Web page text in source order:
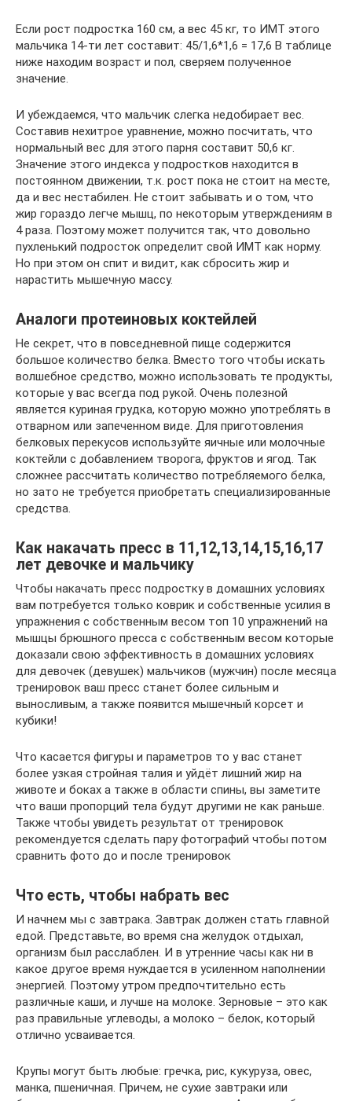
Если рост подростка 160 см, а вес 45 кг, то ИМТ этого
мальчика 14-ти лет составит: 45/1,6*1,6 = 17,6 В таблице
ниже находим возраст и пол, сверяем полученное
значение.
И убеждаемся, что мальчик слегка недобирает вес.
Составив нехитрое уравнение, можно посчитать, что
нормальный вес для этого парня составит 50,6 кг.
Значение этого индекса у подростков находится в
постоянном движении, т.к. рост пока не стоит на месте,
да и вес нестабилен. Не стоит забывать и о том, что
жир гораздо легче мышц, по некоторым утверждениям в
4 раза. Поэтому может получится так, что довольно
пухленький подросток определит свой ИМТ как норму.
Но при этом он спит и видит, как сбросить жир и
нарастить мышечную массу.
Аналоги протеиновых коктейлей
Не секрет, что в повседневной пище содержится
большое количество белка. Вместо того чтобы искать
волшебное средство, можно использовать те продукты,
которые у вас всегда под рукой. Очень полезной
является куриная грудка, которую можно употреблять в
отварном или запеченном виде. Для приготовления
белковых перекусов используйте яичные или молочные
коктейли с добавлением творога, фруктов и ягод. Так
сложнее рассчитать количество потребляемого белка,
но зато не требуется приобретать специализированные
средства.
Как накачать пресс в 11,12,13,14,15,16,17
лет девочке и мальчику
Чтобы накачать пресс подростку в домашних условиях
вам потребуется только коврик и собственные усилия в
упражнения с собственным весом топ 10 упражнений на
мышцы брюшного пресса с собственным весом которые
доказали свою эффективность в домашних условиях
для девочек (девушек) мальчиков (мужчин) после месяца
тренировок ваш пресс станет более сильным и
выносливым, а также появится мышечный корсет и
кубики!
Что касается фигуры и параметров то у вас станет
более узкая стройная талия и уйдёт лишний жир на
животе и боках а также в области спины, вы заметите
что ваши пропорций тела будут другими не как раньше.
Также чтобы увидеть результат от тренировок
рекомендуется сделать пару фотографий чтобы потом
сравнить фото до и после тренировок
Что есть, чтобы набрать вес
И начнем мы с завтрака. Завтрак должен стать главной
едой. Представьте, во время сна желудок отдыхал,
организм был расслаблен. И в утренние часы как ни в
какое другое время нуждается в усиленном наполнении
энергией. Поэтому утром предпочтительно есть
различные каши, и лучше на молоке. Зерновые – это как
раз правильные углеводы, а молоко – белок, который
отлично усваивается.
Крупы могут быть любые: гречка, рис, кукуруза, овес,
манка, пшеничная. Причем, не сухие завтраки или